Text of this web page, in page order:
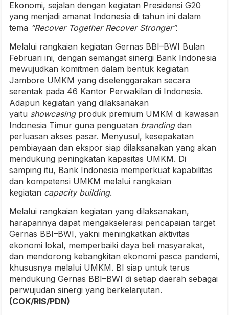
Ekonomi, sejalan dengan kegiatan Presidensi G20
yang menjadi amanat Indonesia di tahun ini dalam
tema “Recover Together Recover Stronger”.
Melalui rangkaian kegiatan Gernas BBI–BWI Bulan
Februari ini, dengan semangat sinergi Bank Indonesia
mewujudkan komitmen dalam bentuk kegiatan
Jambore UMKM yang diselenggarakan secara
serentak pada 46 Kantor Perwakilan di Indonesia.
Adapun kegiatan yang dilaksanakan
yaitu showcasingproduk premium UMKM di kawasan
Indonesia Timur guna penguatan brandingdan
perluasan akses pasar. Menyusul, kesepakatan
pembiayaan dan ekspor siap dilaksanakan yang akan
mendukung peningkatan kapasitas UMKM. Di
samping itu, Bank Indonesia memperkuat kapabilitas
dan kompetensi UMKM melalui rangkaian
kegiatan capacity building.
Melalui rangkaian kegiatan yang dilaksanakan,
harapannya dapat mengakselerasi pencapaian target
Gernas BBI–BWI, yakni meningkatkan aktivitas
ekonomi lokal, memperbaiki daya beli masyarakat,
dan mendorong kebangkitan ekonomi pasca pandemi,
khususnya melalui UMKM. BI siap untuk terus
mendukung Gernas BBI–BWI di setiap daerah sebagai
perwujudan sinergi yang berkelanjutan.
(COK/RIS/PDN)